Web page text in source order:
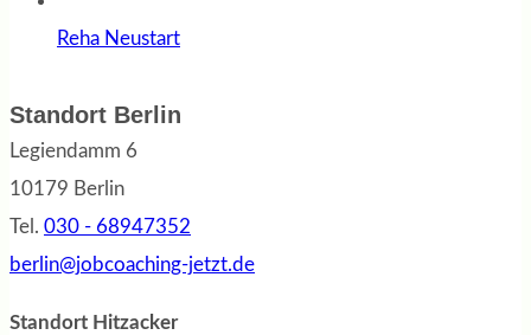
Reha Neustart
Standort Berlin
Legiendamm 6
10179 Berlin
Tel. 030 - 68947352
berlin@jobcoaching-jetzt.de
Standort Hitzacker